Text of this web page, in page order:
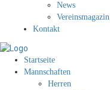
News
Vereinsmagazin
Kontakt
Startseite
Mannschaften
Herren